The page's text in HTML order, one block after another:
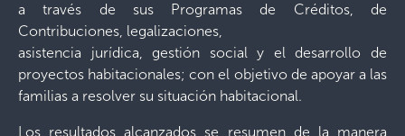
a través de sus Programas de Créditos, de
Contribuciones, legalizaciones,
asistencia jurídica, gestión social y el desarrollo de
proyectos habitacionales; con el objetivo de apoyar a las
familias a resolver su situación habitacional.
Los resultados alcanzados se resumen de la manera